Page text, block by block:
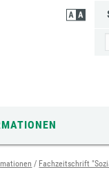
Fachzeitschrift